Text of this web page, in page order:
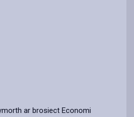
ar brosiect Economi